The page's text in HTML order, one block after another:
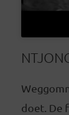
doet. De